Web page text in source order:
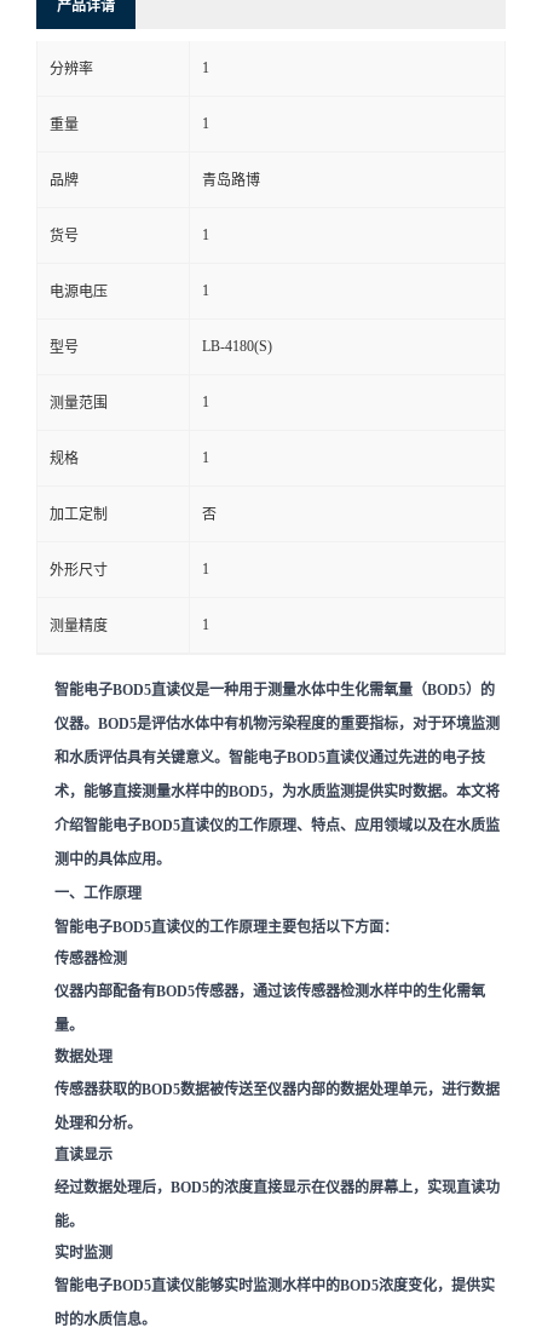
方
式
在
线
留
产品详请
分辨率 1
重量 1
品牌 青岛路博
货号 1
电源电压 1
型号 LB-4180(S)
测量范围 1
规格 1
加工定制 否
外形尺寸 1
测量精度 1
智能电子BOD5直读仪是一种用于测量水体中生化需氧量（BOD5）的
仪器。BOD5是评估水体中有机物污染程度的重要指标，对于环境监测
和水质评估具有关键意义。智能电子BOD5直读仪通过先进的电子技
术，能够直接测量水样中的BOD5，为水质监测提供实时数据。本文将
介绍智能电子BOD5直读仪的工作原理、特点、应用领域以及在水质监
测中的具体应用。
一、工作原理
智能电子BOD5直读仪的工作原理主要包括以下方面：
传感器检测
仪器内部配备有BOD5传感器，通过该传感器检测水样中的生化需氧
量。
数据处理
传感器获取的BOD5数据被传送至仪器内部的数据处理单元，进行数据
处理和分析。
直读显示
经过数据处理后，BOD5的浓度直接显示在仪器的屏幕上，实现直读功
能。
实时监测
智能电子BOD5直读仪能够实时监测水样中的BOD5浓度变化，提供实
时的水质信息。